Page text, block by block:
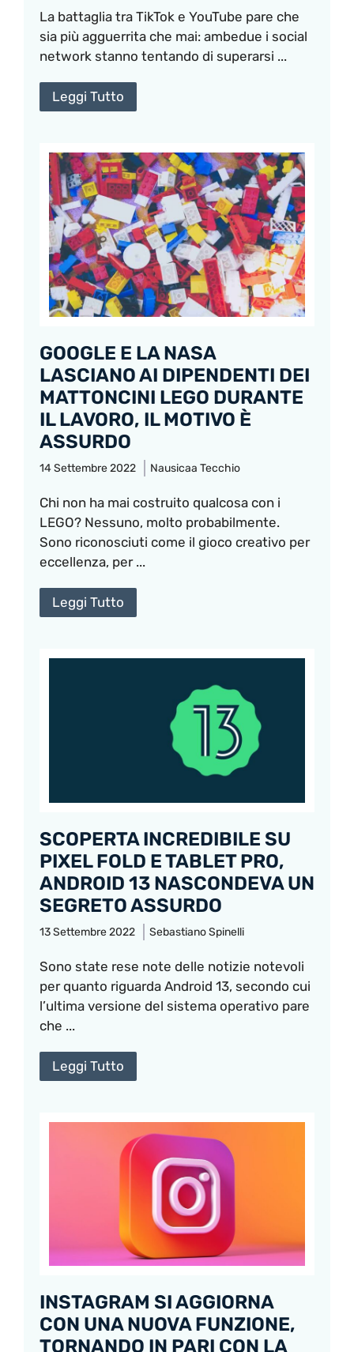
La battaglia tra TikTok e YouTube pare che
sia più agguerrita che mai: ambedue i social
network stanno tentando di superarsi ...
Leggi Tutto
GOOGLE E LA NASA
LASCIANO AI DIPENDENTI DEI
MATTONCINI LEGO DURANTE
IL LAVORO, IL MOTIVO È
ASSURDO
14 Settembre 2022 Nausicaa Tecchio
Chi non ha mai costruito qualcosa con i
LEGO? Nessuno, molto probabilmente.
Sono riconosciuti come il gioco creativo per
eccellenza, per ...
Leggi Tutto
SCOPERTA INCREDIBILE SU
PIXEL FOLD E TABLET PRO,
ANDROID 13 NASCONDEVA UN
SEGRETO ASSURDO
13 Settembre 2022 Sebastiano Spinelli
Sono state rese note delle notizie notevoli
per quanto riguarda Android 13, secondo cui
l’ultima versione del sistema operativo pare
che ...
Leggi Tutto
INSTAGRAM SI AGGIORNA
CON UNA NUOVA FUNZIONE,
TORNANDO IN PARI CON LA